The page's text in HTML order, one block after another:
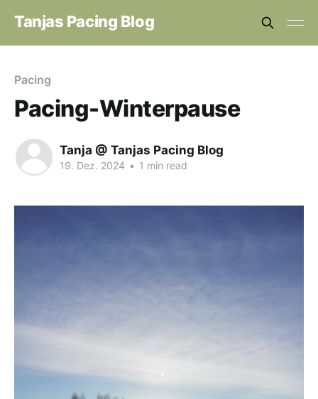
Tanjas Pacing Blog
Pacing
Pacing-Winterpause
Tanja @ Tanjas Pacing Blog
19. Dez. 2024 • 1 min read